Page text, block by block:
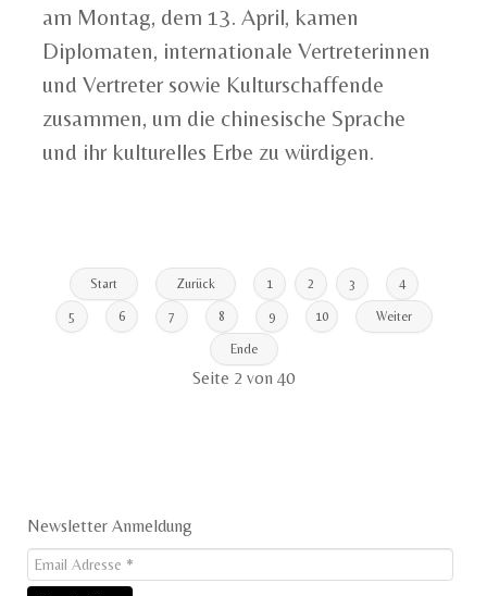
am Montag, dem 13. April, kamen
Diplomaten, internationale Vertreterinnen
und Vertreter sowie Kulturschaffende
zusammen, um die chinesische Sprache
und ihr kulturelles Erbe zu würdigen.
Start Zurück 1 2 3 4
5 6 7 8 9 10 Weiter
Ende
Seite 2 von 40
Newsletter Anmeldung